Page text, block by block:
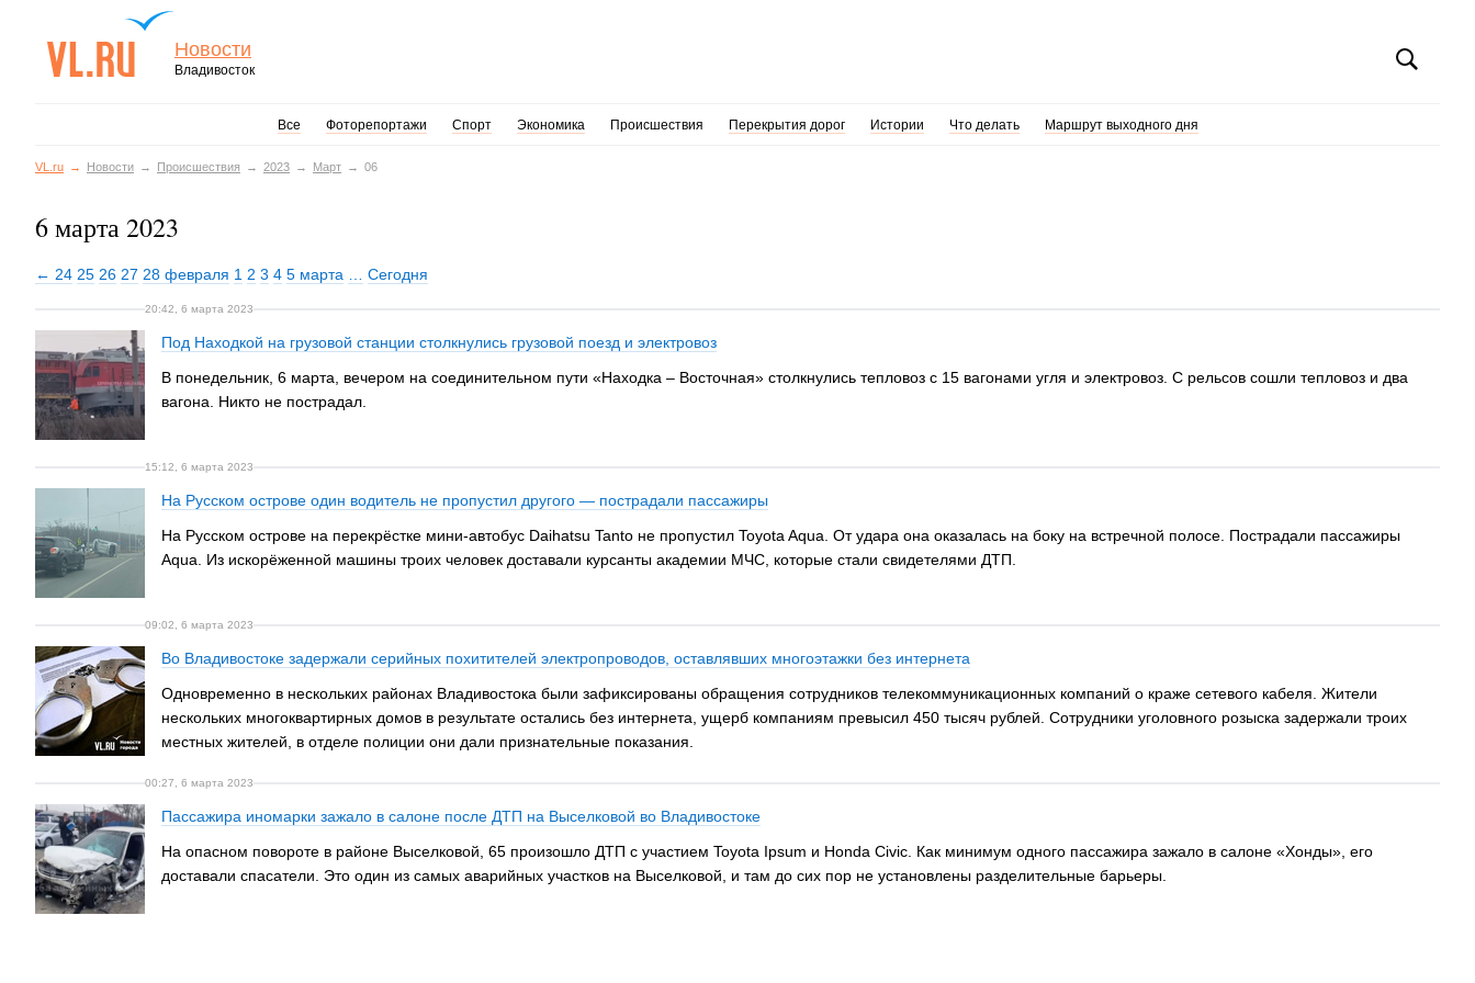
Новости
Владивосток
Все Фоторепортажи Спорт Экономика Происшествия Перекрытия дорог Истории Что делать Маршрут выходного дня
VL.ru Новости Происшествия 2023 Март 06
6 марта 2023
← 24 25 26 27 28 февраля 1 2 3 4 5 марта Сегодня
20:42, 6 марта 2023
Под Находкой на грузовой станции столкнулись грузовой поезд и электровоз
В понедельник, 6 марта, вечером на соединительном пути «Находка – Восточная» столкнулись тепловоз с 15 вагонами угля и электровоз. С рельсов сошли тепловоз и два
вагона. Никто не пострадал.
15:12, 6 марта 2023
На Русском острове один водитель не пропустил другого — пострадали пассажиры
На Русском острове на перекрёстке мини-автобус Daihatsu Tanto не пропустил Toyota Aqua. От удара она оказалась на боку на встречной полосе. Пострадали пассажиры
Aqua. Из искорёженной машины троих человек доставали курсанты академии МЧС, которые стали свидетелями ДТП.
09:02, 6 марта 2023
Во Владивостоке задержали серийных похитителей электропроводов, оставлявших многоэтажки без интернета
Одновременно в нескольких районах Владивостока были зафиксированы обращения сотрудников телекоммуникационных компаний о краже сетевого кабеля. Жители
нескольких многоквартирных домов в результате остались без интернета, ущерб компаниям превысил 450 тысяч рублей. Сотрудники уголовного розыска задержали троих
местных жителей, в отделе полиции они дали признательные показания.
00:27, 6 марта 2023
Пассажира иномарки зажало в салоне после ДТП на Выселковой во Владивостоке
​​​​​​​На опасном повороте в районе Выселковой, 65 произошло ДТП с участием Toyota Ipsum и Honda Civic. Как минимум одного пассажира зажало в салоне «Хонды», его
доставали спасатели. Это один из самых аварийных участков на Выселковой, и там до сих пор не установлены разделительные барьеры.